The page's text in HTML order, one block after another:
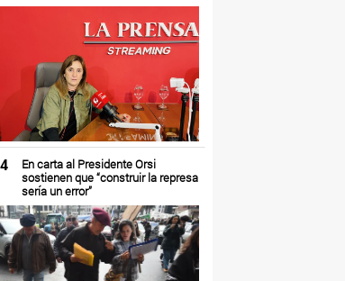
4
En carta al Presidente Orsi
sostienen que “construir la represa
sería un error”